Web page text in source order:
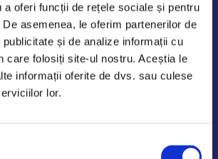
a oferi funcții de rețele sociale și pentru
asemenea, le oferim partenerilor de
și de analize informații cu
care folosiți site-ul nostru. Aceștia le
informații oferite de dvs. sau culese
lor.
lucru
18:00
10:00-14:00